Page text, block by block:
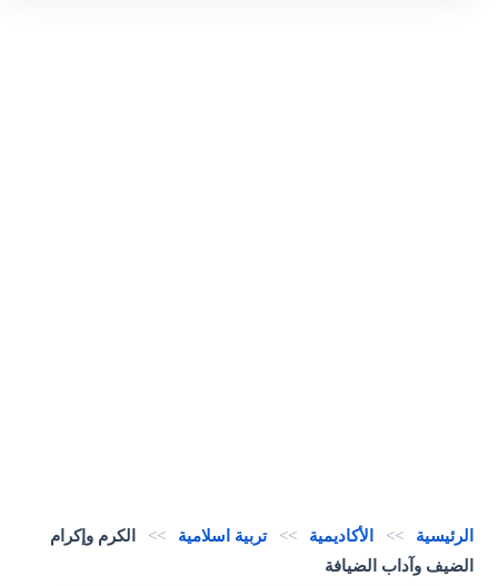
الرئيسية >> الأكاديمية >> تربية اسلامية >>
الكرم وإكرام
الضيف وآداب الضيافة